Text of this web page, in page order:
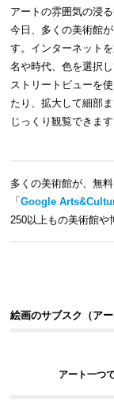
アートの雰囲気の浸
今日、多くの美術館
す。インターネット
名や時代、色を選択
ストリートビューを
たり、拡大して細部
じっくり観覧できます
多くの美術館が、無
「Google
250以上もの美術館や
絵画のサブスク （ア
アート一つ